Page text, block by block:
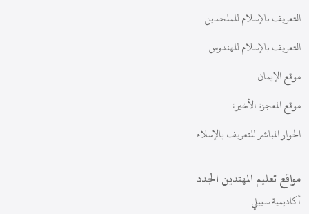
التعريف بالإسلام للملحدين
التعريف بالإسلام للهندوس
موقع الإيمان
موقع المعجزة الأخيرة
الحوار المباشر للتعريف بالإسلام
مواقع تعليم المهتدين الجدد
أكاديمية سبيلي